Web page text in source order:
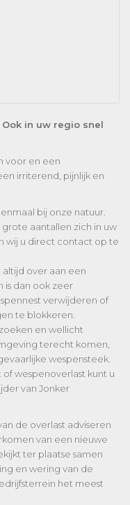
in uw regio snel
voor en een
irriterend, pijnlijk en
bij onze natuur.
aantallen zich in uw
wij u direct contact op te
altijd over aan een
is dan ook zeer
verwijderen of
te blokkeren.
en wellicht
terecht komen,
wespensteek.
wespenoverlast kunt u
van Jonker
de overlast adviseren
van een nieuwe
ter plaatse samen
en wering van de
het meest